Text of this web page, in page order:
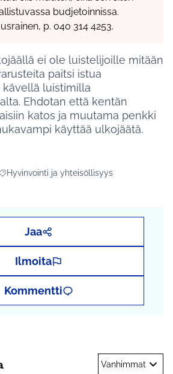
budjetoinnissa.
p. 040 314 4253.
ei ole luistelijoille mitään
paitsi istua
kävellä luistimilla
Ehdotan että kentän
katos ja muutama penkki
käyttää ulkojäätä.
aihepiirin mukaan: Jokela
tulokset teeman mukaan: Hyvinvointi
Hyvinvointi ja yhteisöllisyys
Jaa
Ilmoita
Kommentti
Vanhimmat